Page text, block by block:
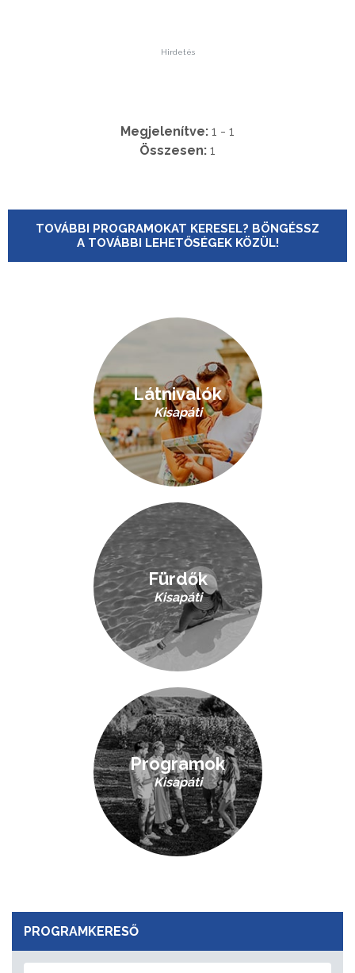
PROGRAMKERESŐ
Hirdetés
Megjelenítve: 1 - 1
Összesen: 1
TOVÁBBI PROGRAMOKAT KERESEL? BÖNGÉSSZ
A TOVÁBBI LEHETŐSÉGEK KÖZÜL!
Látnivalók
Kisapáti
Fürdők
Kisapáti
Programok
Kisapáti